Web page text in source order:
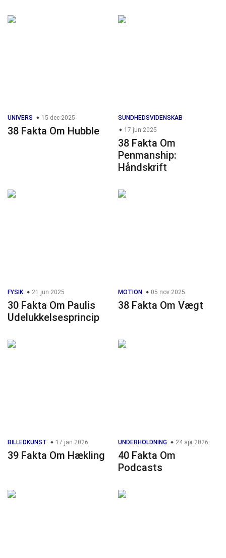
UNIVERS 15 dec 2025
38 Fakta Om Hubble
SUNDHEDSVIDENSKAB
17 jun 2025
38 Fakta Om
Penmanship:
Håndskrift
FYSIK 21 jun 2025
30 Fakta Om Paulis
Udelukkelsesprincip
MOTION 05 nov 2025
38 Fakta Om Vægt
BILLEDKUNST 17 jan 2026
39 Fakta Om Hækling
UNDERHOLDNING 24 apr 2026
40 Fakta Om
Podcasts